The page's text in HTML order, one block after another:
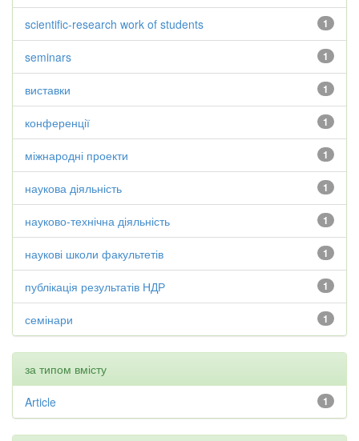
1
scientific-research work of students
1
seminars
1
виставки
1
конференції
1
міжнародні проекти
1
наукова діяльність
1
науково-технічна діяльність
1
наукові школи факультетів
1
публікація результатів НДР
1
семінари
за типом вмісту
1
Article